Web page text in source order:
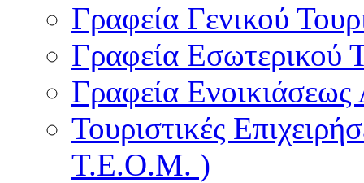
Γραφεία Γενικού
Γραφεία Εσωτερικού
Γραφεία
Τουριστικές
Τ.Ε.Ο.Μ. )